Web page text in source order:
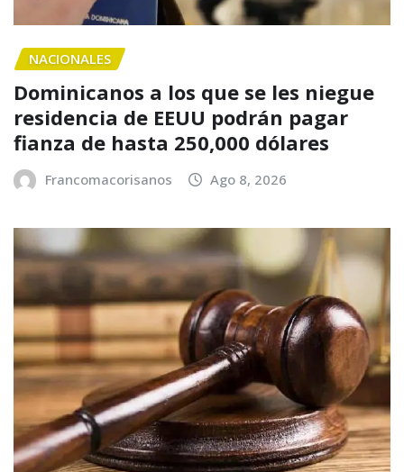
NACIONALES
Dominicanos a los que se les niegue
residencia de EEUU podrán pagar
fianza de hasta 250,000 dólares
Francomacorisanos Ago 8, 2026